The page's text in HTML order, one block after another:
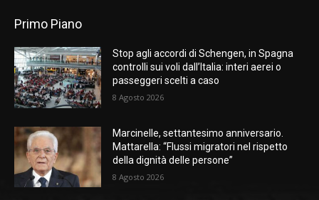
Primo Piano
Stop agli accordi di Schengen, in Spagna
controlli sui voli dall’Italia: interi aerei o
passeggeri scelti a caso
8 Agosto 2026
Marcinelle, settantesimo anniversario.
Mattarella: “Flussi migratori nel rispetto
della dignità delle persone”
8 Agosto 2026